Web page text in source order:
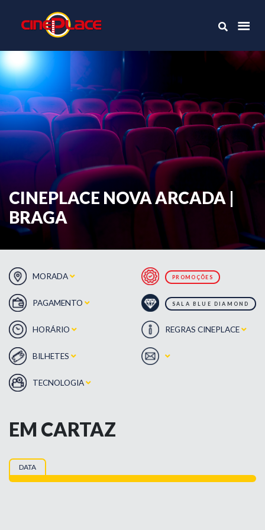
CINEPLACE NOVA ARCADA |
BRAGA
MORADA
PAGAMENTO
HORÁRIO
BILHETES
TECNOLOGIA
PROMOÇÕES
SALA BLUE DIAMOND
REGRAS CINEPLACE
EM CARTAZ
DATA